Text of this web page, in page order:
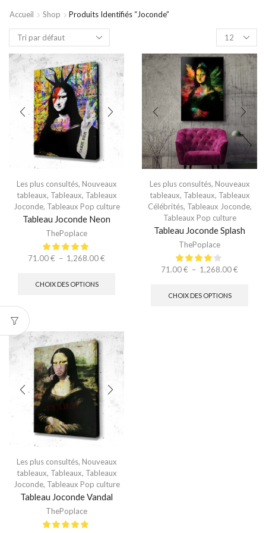
Accueil Shop Produits Identifiés “joconde”
Les plus consultés, Nouveaux
tableaux, Tableaux, Tableaux
Joconde, Tableaux Pop culture
Tableau Joconde Neon
ThePoplace
71.00€ – 1,268.00€
CHOIX DES OPTIONS
Les plus consultés, Nouveaux
tableaux, Tableaux, Tableaux
Célébrités, Tableaux Joconde,
Tableaux Pop culture
Tableau Joconde Splash
ThePoplace
71.00€ – 1,268.00€
CHOIX DES OPTIONS
Les plus consultés, Nouveaux
tableaux, Tableaux, Tableaux
Joconde, Tableaux Pop culture
Tableau Joconde Vandal
ThePoplace